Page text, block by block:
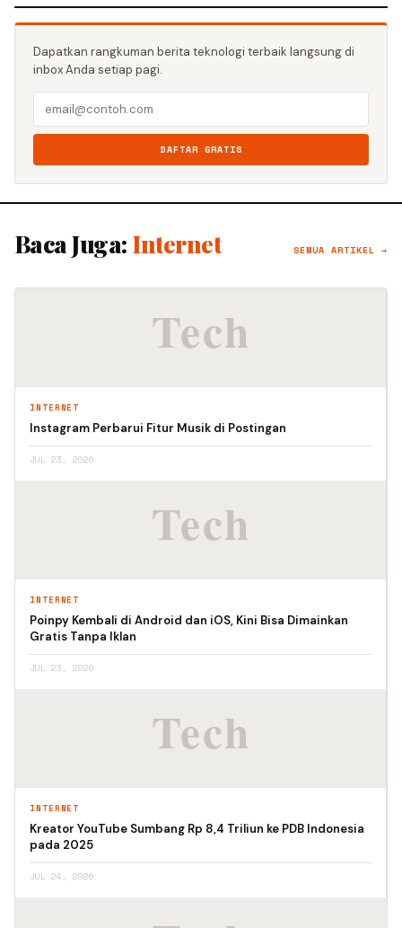
Dapatkan rangkuman berita teknologi terbaik langsung di
inbox Anda setiap pagi.
DAFTAR GRATIS
Baca Juga: Internet SEMUA ARTIKEL →
INTERNET
Instagram Perbarui Fitur Musik di Postingan
JUL 23, 2026
INTERNET
Poinpy Kembali di Android dan iOS, Kini Bisa Dimainkan
Gratis Tanpa Iklan
JUL 23, 2026
INTERNET
Kreator YouTube Sumbang Rp 8,4 Triliun ke PDB Indonesia
pada 2025
JUL 24, 2026